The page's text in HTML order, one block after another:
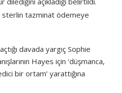
sterlin tazminat ödemeye
davada yargıç Sophie
Hayes için ‘düşmanca,
bir ortam’ yarattığına